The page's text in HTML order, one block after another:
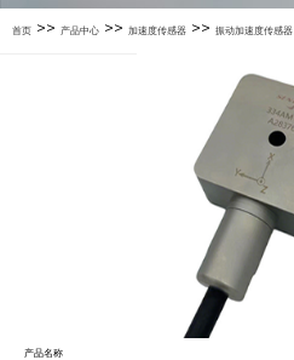
首页 >> 产品中心 >> 加速度传感器 >> 振动加速度传感器
产品名称